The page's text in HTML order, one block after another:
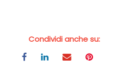
Condividi anche su: